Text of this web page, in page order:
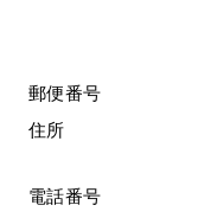
郵便番号
住所
電話番号